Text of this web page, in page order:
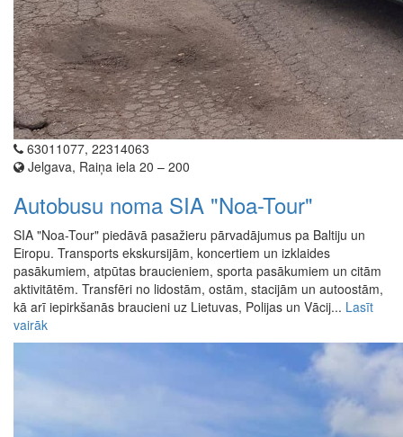
63011077, 22314063
Jelgava, Raiņa iela 20 – 200
Autobusu noma SIA "Noa-Tour"
SIA "Noa-Tour" piedāvā pasažieru pārvadājumus pa Baltiju un
Eiropu. Transports ekskursijām, koncertiem un izklaides
pasākumiem, atpūtas braucieniem, sporta pasākumiem un citām
aktivitātēm. Transfēri no lidostām, ostām, stacijām un autoostām,
kā arī iepirkšanās braucieni uz Lietuvas, Polijas un Vācij... Lasīt
vairāk